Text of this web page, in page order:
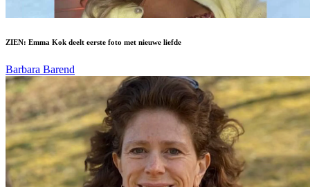
ZIEN: Emma Kok deelt eerste foto met nieuwe liefde
Barbara Barend